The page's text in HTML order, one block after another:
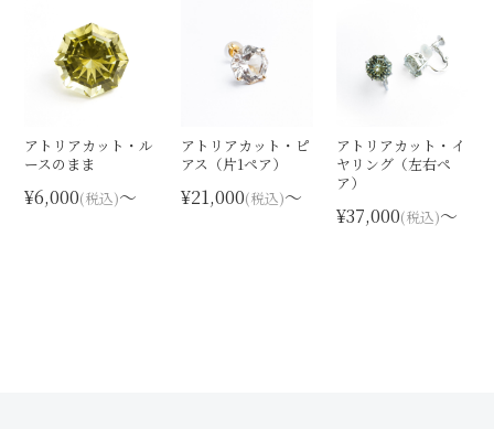
アトリアカット・ル
ースのまま
¥6,000(税込)〜
アトリアカット・ピ
アス（片1ペア）
¥21,000(税込)〜
アトリアカット・イ
ヤリング（左右ペ
ア）
¥37,000(税込)〜